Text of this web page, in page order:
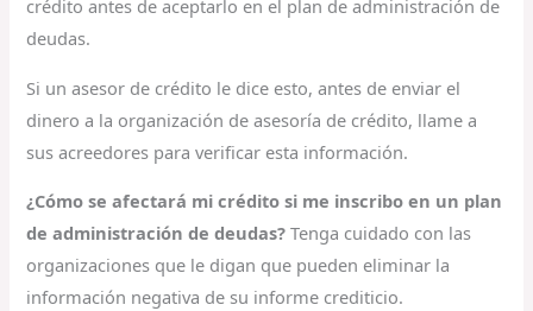
crédito antes de aceptarlo en el plan de administración de
deudas.
Si un asesor de crédito le dice esto, antes de enviar el
dinero a la organización de asesoría de crédito, llame a
sus acreedores para verificar esta información.
¿Cómo se afectará mi crédito si me inscribo en un plan
de administración de deudas?Tenga cuidado con las
organizaciones que le digan que pueden eliminar la
información negativa de su informe crediticio.